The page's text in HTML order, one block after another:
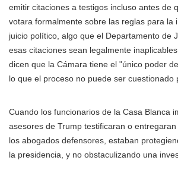
emitir citaciones a testigos incluso antes de
votara formalmente sobre las reglas para la
juicio político, algo que el Departamento de
esas citaciones sean legalmente
dicen que la Cámara tiene el "único poder
lo que el proceso no puede ser cuestionado
Cuando los funcionarios de la Casa Blanca
asesores de Trump testificaran o
los abogados defensores, estaban
la presidencia, y no obstaculizando una